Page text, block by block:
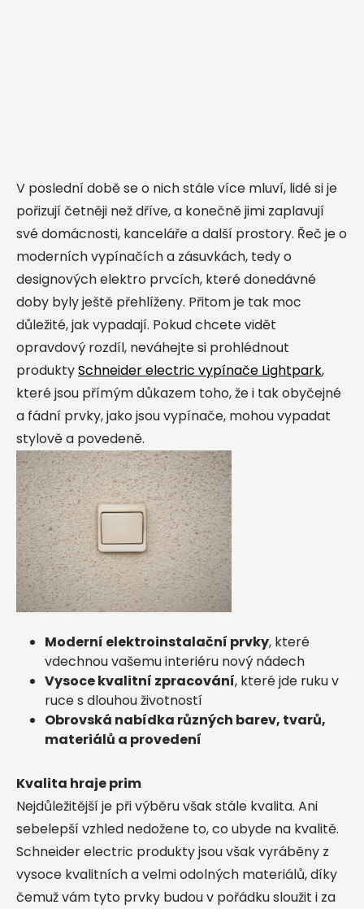
V poslední době se o nich stále více mluví, lidé si je
pořizují četněji než dříve, a konečně jimi zaplavují
své domácnosti, kanceláře a další prostory. Řeč je o
moderních vypínačích a zásuvkách, tedy o
designových elektro prvcích, které donedávné
doby byly ještě přehlíženy. Přitom je tak moc
důležité, jak vypadají. Pokud chcete vidět
opravdový rozdíl, neváhejte si prohlédnout
produktySchneider electric vypínače Lightpark,
které jsou přímým důkazem toho, že i tak obyčejné
a fádní prvky, jako jsou vypínače, mohou vypadat
stylově a povedeně.
Moderní elektroinstalační prvky, které
vdechnou vašemu interiéru nový nádech
Vysoce kvalitní zpracování, které jde ruku v
ruce s dlouhou životností
Obrovská nabídka různých barev, tvarů,
materiálů a provedení
Kvalita hraje prim
Nejdůležitější je při výběru však stále kvalita. Ani
sebelepší vzhled nedožene to, co ubyde na kvalitě.
Schneider electric produkty jsou však vyráběny z
vysoce kvalitních a velmi odolných materiálů, díky
čemuž vám tyto prvky budou v pořádku sloužit i za